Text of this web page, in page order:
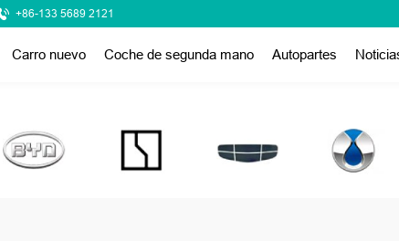
+86-133 5689 2121
Carro nuevo Coche de segunda mano Autopartes